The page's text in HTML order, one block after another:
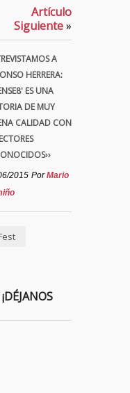
Artículo
Siguiente»
A
HERRERA:
ES UNA
DE MUY
CALIDAD CON
2015 PorMario